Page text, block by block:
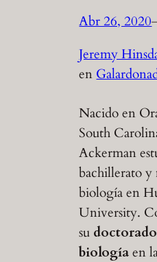
Abr 26, 2020
Jeremy
en
Nacido en
South
Ackerman
bachillerato y
biología en
University.
su
biologíaen